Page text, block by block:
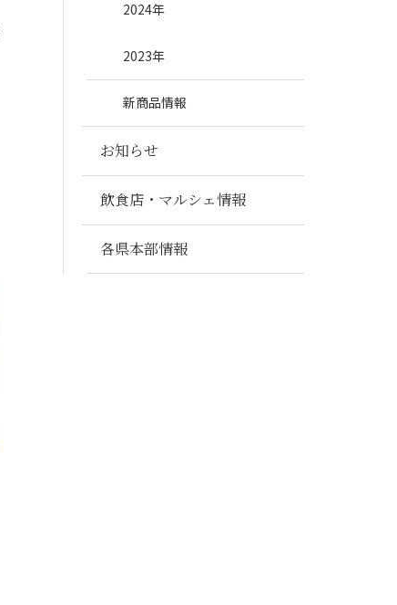
2024年
2023年
新商品情報
お知らせ
飲食店・マルシェ情報
各県本部情報